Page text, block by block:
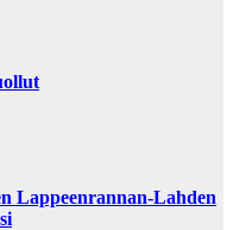
Lappeenrannan-Lahden